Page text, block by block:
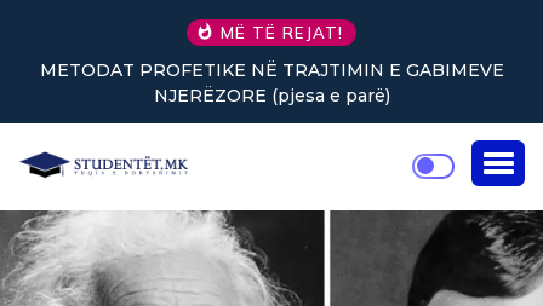
MË TË REJAT!
Nuk keni vullnet për të punuar? Tre truke të vogla
rikthejnë energjinë